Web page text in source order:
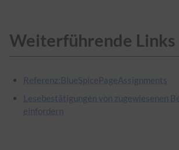
Weiterführende Links
Referenz:BlueSpicePageAssignments
Lesebestätigungen von zugewiesenen
einfordern